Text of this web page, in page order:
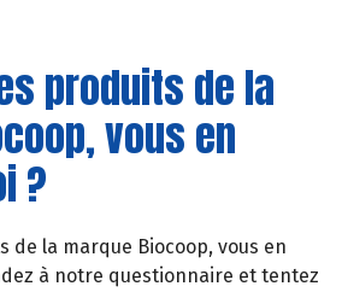
produits de la
vous en
?
de la marque Biocoop, vous en
à notre questionnaire et tentez